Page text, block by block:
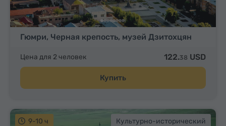
Гюмри, Черная крепость, музей Дзитохцян
Цена для 2 человек 122.38 USD
Купить
9-10 ч Культурно-исторический